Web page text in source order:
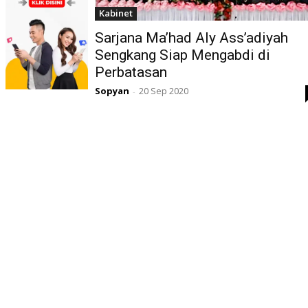
Kabinet
Sarjana Ma’had Aly Ass’adiyah
Sengkang Siap Mengabdi di
Perbatasan
Sopyan - 20 Sep 2020